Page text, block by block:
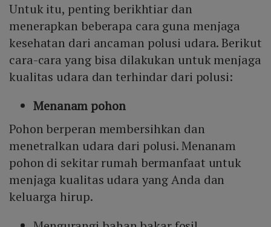
Untuk itu, penting berikhtiar dan
menerapkan beberapa cara guna menjaga
kesehatan dari ancaman polusi udara. Berikut
cara-cara yang bisa dilakukan untuk menjaga
kualitas udara dan terhindar dari polusi:
Menanam pohon
Pohon berperan membersihkan dan
menetralkan udara dari polusi. Menanam
pohon di sekitar rumah bermanfaat untuk
menjaga kualitas udara yang Anda dan
keluarga hirup.